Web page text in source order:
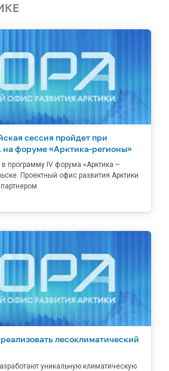
сессия пройдет при
форуме «Арктика-регионы»
программу IV форума «Арктика –
Проектный офис развития Арктики
лесоклиматический
уникальную климатическую